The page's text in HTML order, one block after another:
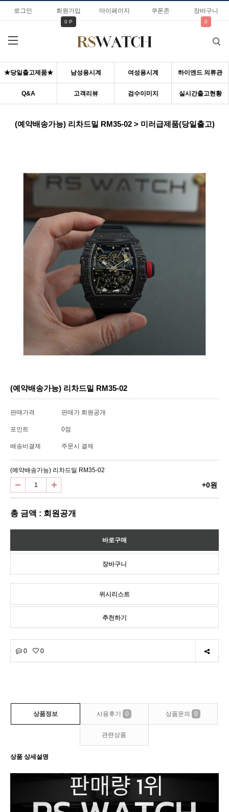
로그인 회원가입
0 P
마이페이지 쿠폰존 장바구니
0
★당일출고제품★ 남성용시계 여성용시계 하이엔드 의류관
Q&A 고객리뷰 검수이미지 실시간출고현황
(예약배송가능) 리차드밀 RM35-02 > 미러급제품(당일출고)
(예약배송가능) 리차드밀 RM35-02
판매가격 판매가 회원공개
포인트 0점
배송비결제 주문시 결제
(예약배송가능) 리차드밀 RM35-02
+0원
총 금액 : 회원공개
위시리스트
추천하기
0 0
상품정보 사용후기 0 상품문의 0
관련상품
상품 상세설명